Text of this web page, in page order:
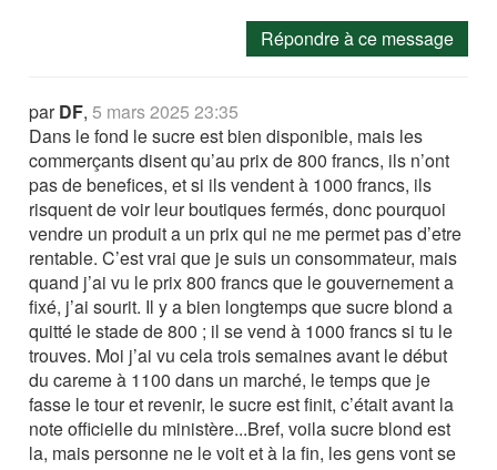
Répondre à ce message
parDF,5 mars 2025 23:35
Dans le fond le sucre est bien disponible, mais les
commerçants disent qu’au prix de 800 francs, ils n’ont
pas de benefices, et si ils vendent à 1000 francs, ils
risquent de voir leur boutiques fermés, donc pourquoi
vendre un produit a un prix qui ne me permet pas d’etre
rentable. C’est vrai que je suis un consommateur, mais
quand j’ai vu le prix 800 francs que le gouvernement a
fixé, j’ai sourit. Il y a bien longtemps que sucre blond a
quitté le stade de 800 ; il se vend à 1000 francs si tu le
trouves. Moi j’ai vu cela trois semaines avant le début
du careme à 1100 dans un marché, le temps que je
fasse le tour et revenir, le sucre est finit, c’était avant la
note officielle du ministère...Bref, voila sucre blond est
la, mais personne ne le voit et à la fin, les gens vont se